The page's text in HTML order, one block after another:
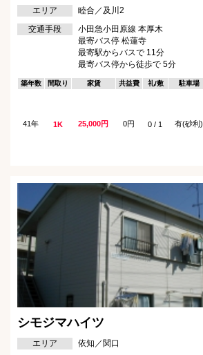
エリア
睦合／及川2
交通手段
小田急小田原線 本厚木
最寄バス停 松蓮寺
最寄駅からバスで 11分
最寄バス停から徒歩で 5分
築年数 間取り 家賃 共益費 礼/敷 駐車場
41年 1K 25,000円 0円 0 / 1 有(砂利)
シモジマハイツ
エリア
依知／関口